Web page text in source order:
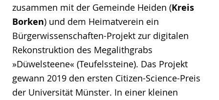
zusammen mit der Gemeinde Heiden (Kreis
Borken) und dem Heimatverein ein
Bürgerwissenschaften-Projekt zur digitalen
Rekonstruktion des Megalithgrabs
»Düwelsteene« (Teufelssteine). Das Projekt
gewann 2019 den ersten Citizen-Science-Preis
der Universität Münster. In einer kleinen